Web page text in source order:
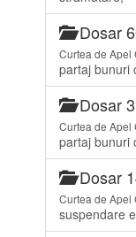
Dosar
Curtea de Apel
partaj bunuri
Dosar
Curtea de Apel
partaj bunuri
Dosar
Curtea de Apel
suspendare